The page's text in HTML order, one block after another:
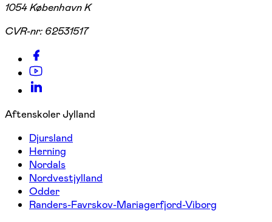
1054 København K
CVR-nr: 62531517
Aftenskoler Jylland
Djursland
Herning
Nordals
Nordvestjylland
Odder
Randers-Favrskov-Mariagerfjord-Viborg